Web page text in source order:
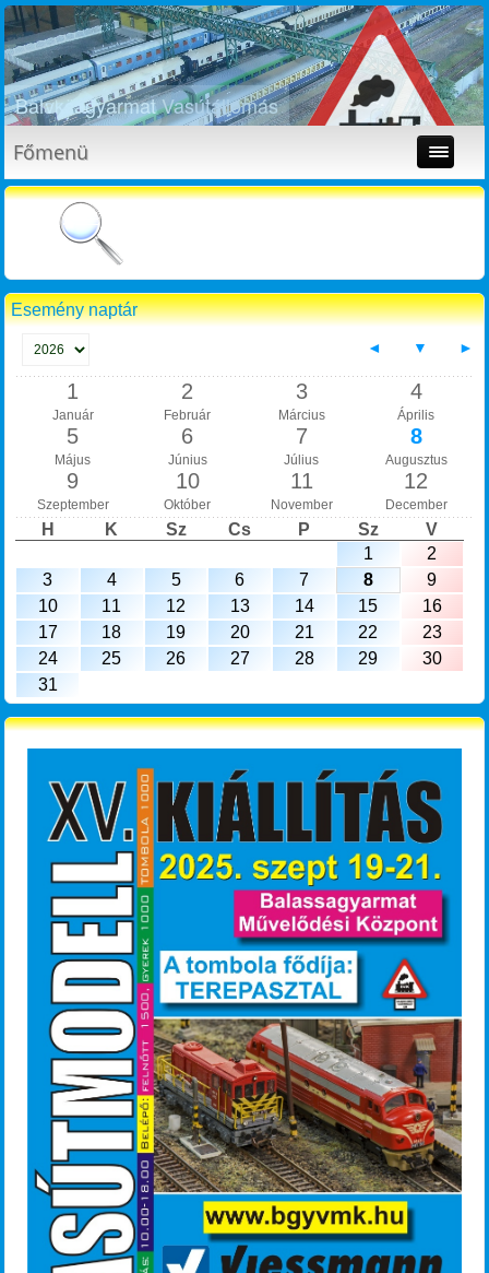
Bütykölde
Főmenü
Esemény naptár
◄ ▼ ►
1
Január
2
Február
3
Március
4
Április
5
Május
6
Június
7
Július
8
Augusztus
9
Szeptember
10
Október
11
November
12
December
H K Sz Cs P Sz
V
1
2
3
4 5 6 7 8
9
10
11 12 13 14 15
16
17
18 19 20 21 22
23
24
25 26 27 28 29
30
31